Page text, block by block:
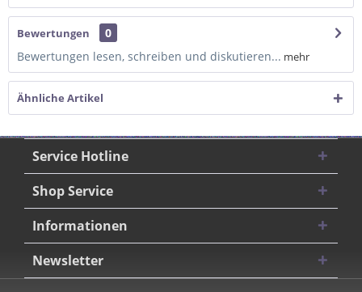
Bewertungen
0
Bewertungen lesen, schreiben und diskutieren... mehr
Ähnliche Artikel
Service Hotline
Shop Service
Informationen
Newsletter